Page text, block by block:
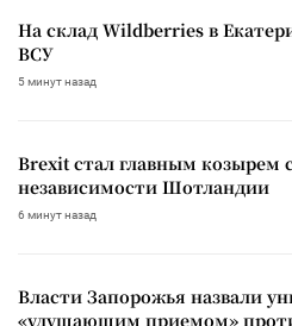
На склад Wildberries в
ВСУ
5 минут назад
Brexit стал главным козырем
независимости Шотландии
6 минут назад
Власти Запорожья назвали
«удушающим приемом»